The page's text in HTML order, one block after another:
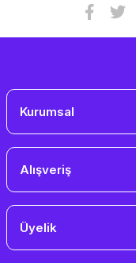
Kurumsal
Alışveriş
Üyelik